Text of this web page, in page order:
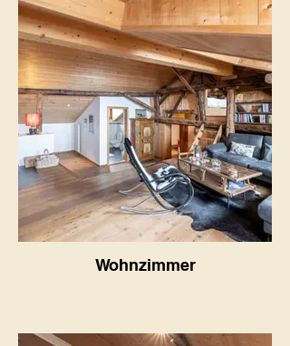
Wohnzimmer